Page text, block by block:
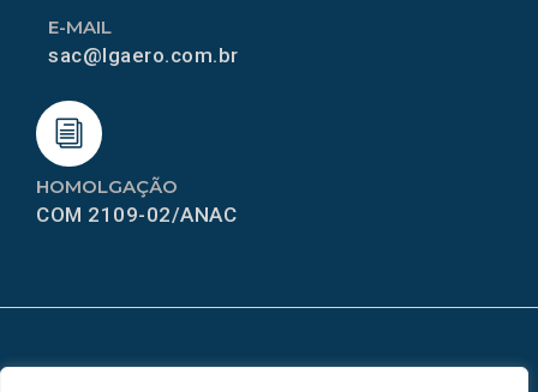
HOMOLGAÇÃO
COM 2109-02/ANAC
E-MAIL
sac@lgaero.com.br